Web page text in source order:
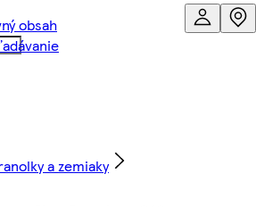
obsah
a zemiaky